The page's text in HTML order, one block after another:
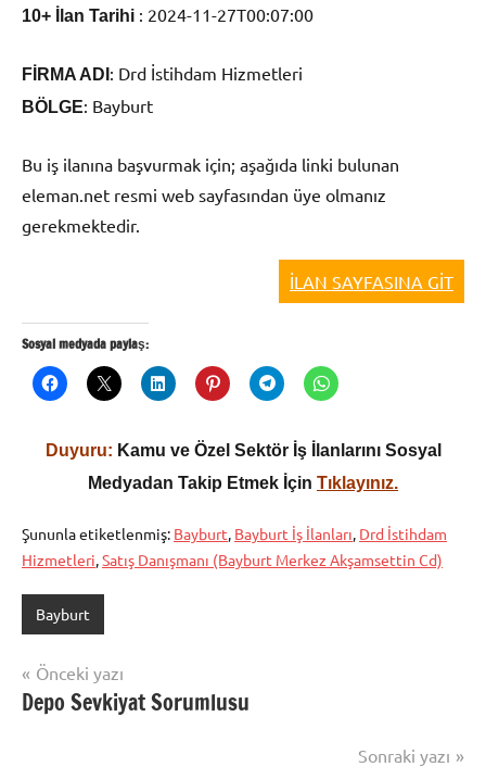
10+ İlan Tarihi : 2024-11-27T00:07:00
FİRMA ADI : Drd İstihdam Hizmetleri
BÖLGE: Bayburt
Bu iş ilanına başvurmak için; aşağıda linki bulunan
eleman.net resmi web sayfasından üye olmanız
gerekmektedir.
İLAN SAYFASINA GİT
Sosyal medyada paylaş:
Duyuru: Kamu ve Özel Sektör İş İlanlarını Sosyal
Medyadan Takip Etmek İçin Tıklayınız.
Şununla etiketlenmiş: Bayburt, Bayburt İş İlanları, Drd İstihdam
Hizmetleri,Satış Danışmanı (Bayburt Merkez Akşamsettin Cd)
Bayburt
Yazı
gezinmesi
Önceki yazı
Depo Sevkiyat Sorumlusu
Sonraki yazı